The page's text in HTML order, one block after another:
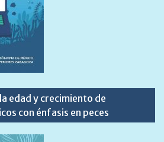
edad y crecimiento de
con énfasis en peces